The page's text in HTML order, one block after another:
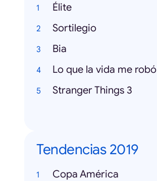
Élite
Sortilegio
Bia
Lo que la vida me robó
Stranger Things 3
Tendencias 2019
Copa América